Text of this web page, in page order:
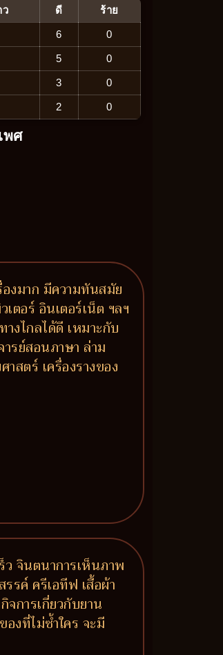
ว ดี ร้าย
6 0
5 0
3 0
2 0
พศ
งมาก มีความทันสมัย
ตอร์ อินเตอร์เน็ต ฯลฯ
งไกลได้ดี เหมาะกับ
ารย์สอนภาษา ล่าม
สตร์ เครื่องรางของ
ว จินตนาการเห็นภาพ
รค์ ครีเอทีฟ เสื้อผ้า
การเกี่ยวกับยาน
งที่ไม่ซ้ำใคร จะมี